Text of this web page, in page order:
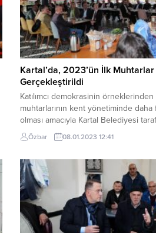
Kartal’da, 2023’ün İlk Muhtarlar
Gerçekleştirildi
Katılımcı demokrasinin
muhtarlarının kent yönetiminde
olması amacıyla Kartal Belediyesi
Muhtarlar Toplantısı’nın, 2023
gerçekleştirildi. Toplantıda konuşan
100’üncü yılı olmasına dikkat
modern ve yaşanabilir Kartal için
Özbar 08.01.2023 12:41